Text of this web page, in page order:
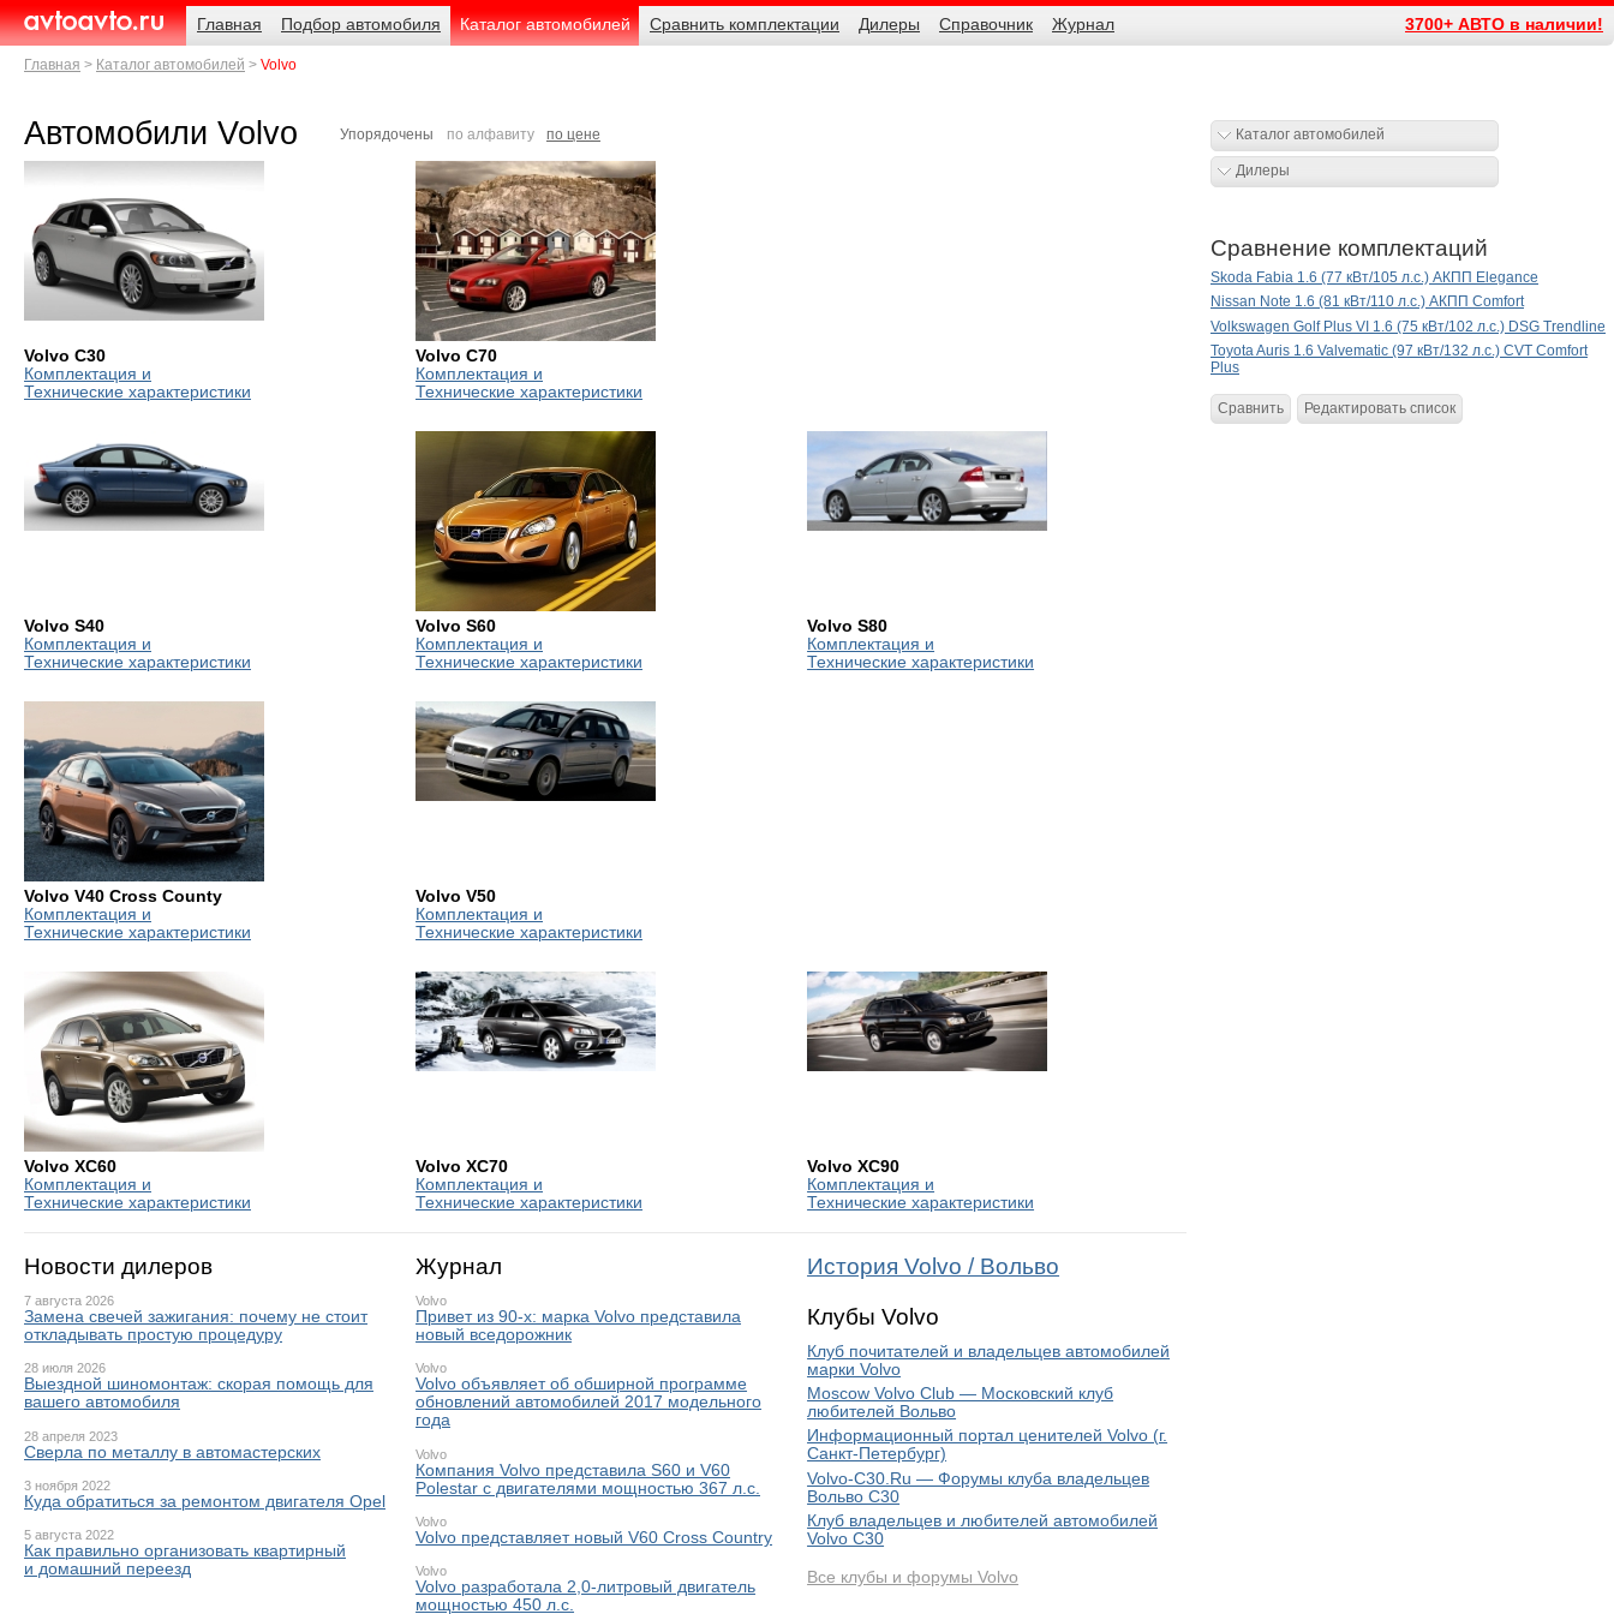
AvtoAvto.ru
Навигация
Главная
Подбор автомобиля Каталог автомобилей Сравнить комплектации Дилеры Справочник Журнал 3700+ АВТО в наличии!
Родительские
страницы
Главная Каталог автомобилей Volvo
Автомобили Volvo Упорядочены по алфавиту по цене
Volvo C30
Комплектация и
Технические характеристики
Volvo C70
Комплектация и
Технические характеристики
Volvo S40
Комплектация и
Технические характеристики
Volvo S60
Комплектация и
Технические характеристики
Volvo S80
Комплектация и
Технические характеристики
Volvo V40 Cross County
Комплектация и
Технические характеристики
Volvo V50
Комплектация и
Технические характеристики
Volvo XC60
Комплектация и
Технические характеристики
Volvo XC70
Комплектация и
Технические характеристики
Volvo XC90
Комплектация и
Технические характеристики
Новости дилеров
7 августа 2026
Замена свечей зажигания: почему не стоит
откладывать простую процедуру
28 июля 2026
Выездной шиномонтаж: скорая помощь для
вашего автомобиля
28 апреля 2023
Сверла по металлу в автомастерских
3 ноября 2022
Куда обратиться за ремонтом двигателя Opel
5 августа 2022
Как правильно организовать квартирный
и домашний переезд
Журнал
Volvo
Привет из 90-х: марка Volvo представила
новый вседорожник
Volvo
Volvo объявляет об обширной программе
обновлений автомобилей 2017 модельного
года
Volvo
Компания Volvo представила S60 и V60
Polestar с двигателями мощностью 367 л.с.
Volvo
Volvo представляет новый V60 Cross Country
Volvo
Volvo разработала 2,0-литровый двигатель
мощностью 450 л.с.
История Volvo / Вольво
Клубы Volvo
Клуб почитателей и владельцев автомобилей
марки Volvo
Moscow Volvo Club — Московский клуб
любителей Вольво
Информационный портал ценителей Volvo (г.
Санкт-Петербург)
Volvo-C30.Ru — Форумы клуба владельцев
Вольво С30
Клуб владельцев и любителей автомобилей
Volvo C30
Все клубы и форумы Volvo
Каталог автомобилей
Дилеры
Сравнение комплектаций
Skoda Fabia 1.6 (77 кВт/105 л.с.) АКПП Elegance
Nissan Note 1.6 (81 кВт/110 л.с.) АКПП Comfort
Volkswagen Golf Plus VI 1.6 (75 кВт/102 л.с.) DSG Trendline
Toyota Auris 1.6 Valvematic (97 кВт/132 л.с.) CVT Comfort
Plus
Сравнить Редактировать список